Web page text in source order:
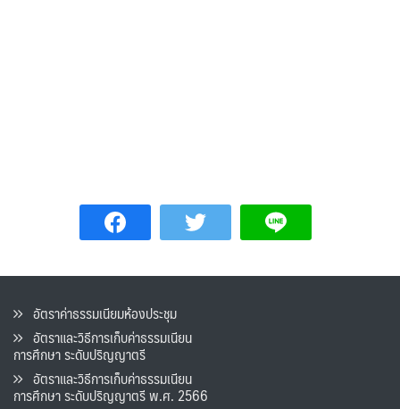
อัตราค่าธรรมเนียมห้องประชุม
อัตราและวิธีการเก็บค่าธรรมเนียน
การศึกษา ระดับปริญญาตรี
อัตราและวิธีการเก็บค่าธรรมเนียน
การศึกษา ระดับปริญญาตรี พ.ศ. 2566